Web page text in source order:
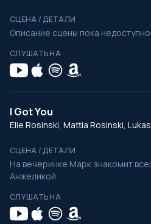
СЦЕНА / ДЕТАЛИ
Описание сцены пока недоступно.
СЛУШАТЬ НА
I Got You
Elie Rosinski, Mattia Rosinski,
СЦЕНА / ДЕТАЛИ
На вечеринке Марк знакомит
Анжеликой.
СЛУШАТЬ НА